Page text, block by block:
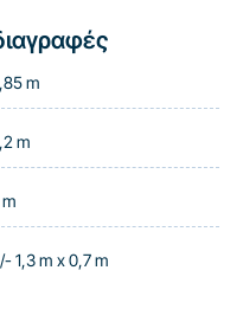
m
m
1,3 m x 0,7 m